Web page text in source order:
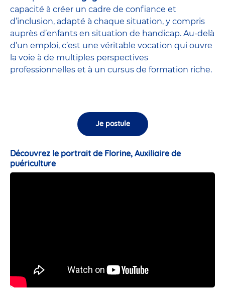
capacité à créer un cadre de confiance et
d’inclusion, adapté à chaque situation, y compris
auprès d’enfants en situation de handicap. Au-delà
d’un emploi, c’est une véritable vocation qui ouvre
la voie à de multiples perspectives
professionnelles et à un cursus de formation riche.
Je postule
Découvrez le portrait de Florine, Auxiliaire de
puériculture